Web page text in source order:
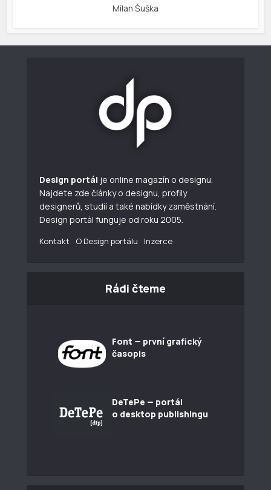
Milan Šuška
Design portál je online magazín o designu.
Najdete zde články o designu, profily
designerů, studií a také nabídky zaměstnání.
Design portál funguje od roku 2005.
Kontakt O Design portálu Inzerce
Rádi čteme
Font — první grafický
časopis
DeTePe — portál
o desktop publishingu